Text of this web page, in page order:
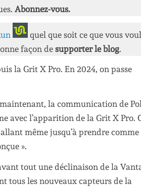
Abonnez-vous.
quel que soit ce que vous
façon de supporter le blog.
la Grit X Pro. En 2024, on passe
maintenant, la communication de
avec l’apparition de la Grit X Pro.
même jusqu’à prendre comme
».
tout une déclinaison de la
tous les nouveaux capteurs de la